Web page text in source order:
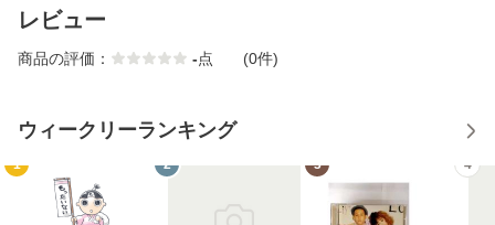
レビュー
商品の評価： -点 (0件)
ウィークリーランキング
1 2 3 4